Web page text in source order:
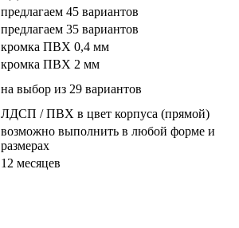
предлагаем 45 вариантов
предлагаем 35 вариантов
кромка ПВХ 0,4 мм
кромка ПВХ 2 мм
на выбор из 29 вариантов
ЛДСП / ПВХ в цвет корпуса (прямой)
возможно выполнить в любой форме и
размерах
12 месяцев